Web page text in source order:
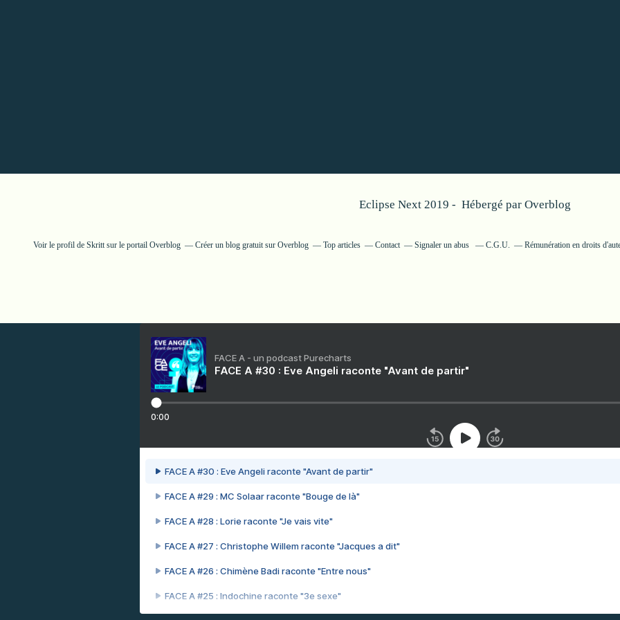
Eclipse Next 2019 - Hébergé par Overblog
Voir le profil de Skrittsur le portail Overblog Créer un blog gratuit sur Overblog Top articles Contact Signaler un abus C.G.U. Rémunération en droits
FACE A - un podcast Purecharts
FACE A #30 : Eve Angeli raconte "Avant de partir"
0:00
FACE A #30 : Eve Angeli raconte "Avant de partir"
FACE A #29 : MC Solaar raconte "Bouge de là"
FACE A #28 : Lorie raconte "Je vais vite"
FACE A #27 : Christophe Willem raconte "Jacques a dit"
FACE A #26 : Chimène Badi raconte "Entre nous"
FACE A #25 : Indochine raconte "3e sexe"